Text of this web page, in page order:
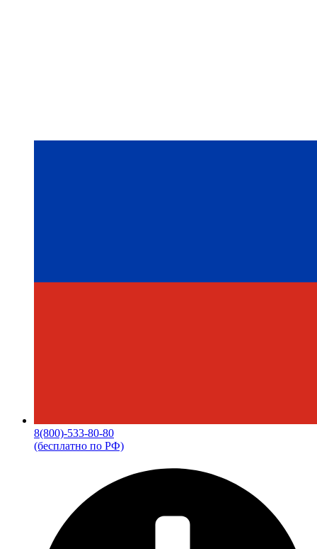
8(800)-533-80-80
(бесплатно по РФ)